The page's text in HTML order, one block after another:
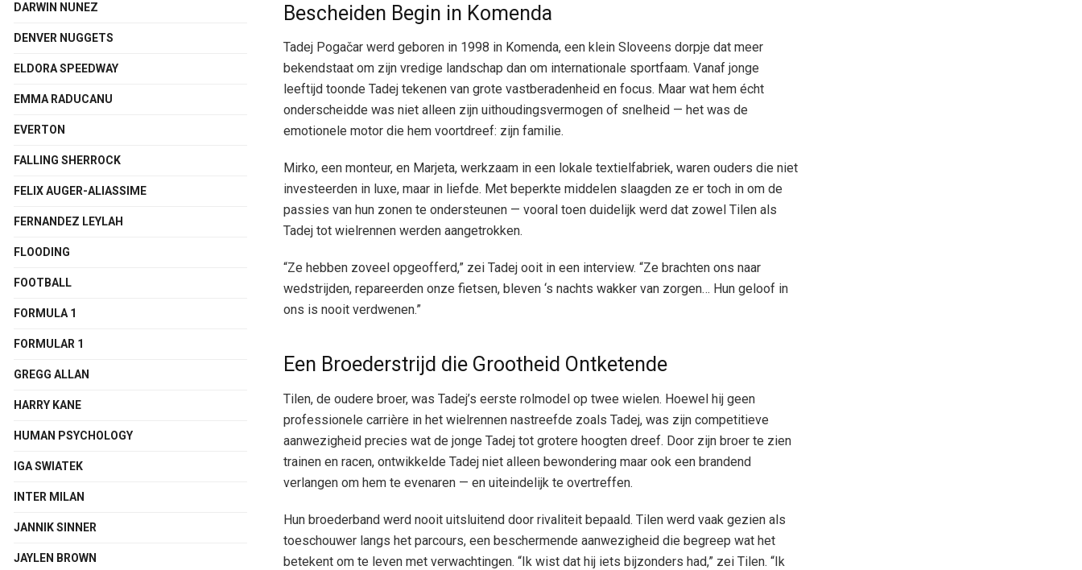
Bescheiden Begin in Komenda
Tadej Pogačar werd geboren in 1998 in Komenda, een klein Sloveens dorpje dat meer
bekendstaat om zijn vredige landschap dan om internationale sportfaam. Vanaf jonge
leeftijd toonde Tadej tekenen van grote vastberadenheid en focus. Maar wat hem écht
onderscheidde was niet alleen zijn uithoudingsvermogen of snelheid — het was de
emotionele motor die hem voortdreef: zijn familie.
Mirko, een monteur, en Marjeta, werkzaam in een lokale textielfabriek, waren ouders die niet
investeerden in luxe, maar in liefde. Met beperkte middelen slaagden ze er toch in om de
passies van hun zonen te ondersteunen — vooral toen duidelijk werd dat zowel Tilen als
Tadej tot wielrennen werden aangetrokken.
“Ze hebben zoveel opgeofferd,” zei Tadej ooit in een interview. “Ze brachten ons naar
wedstrijden, repareerden onze fietsen, bleven ‘s nachts wakker van zorgen… Hun geloof in
ons is nooit verdwenen.”
Een Broederstrijd die Grootheid Ontketende
Tilen, de oudere broer, was Tadej’s eerste rolmodel op twee wielen. Hoewel hij geen
professionele carrière in het wielrennen nastreefde zoals Tadej, was zijn competitieve
aanwezigheid precies wat de jonge Tadej tot grotere hoogten dreef. Door zijn broer te zien
trainen en racen, ontwikkelde Tadej niet alleen bewondering maar ook een brandend
verlangen om hem te evenaren — en uiteindelijk te overtreffen.
Hun broederband werd nooit uitsluitend door rivaliteit bepaald. Tilen werd vaak gezien als
toeschouwer langs het parcours, een beschermende aanwezigheid die begreep wat het
betekent om te leven met verwachtingen. “Ik wist dat hij iets bijzonders had,” zei Tilen. “Ik
DARWIN NUNEZ
DENVER NUGGETS
ELDORA SPEEDWAY
EMMA RADUCANU
EVERTON
FALLING SHERROCK
FELIX AUGER-ALIASSIME
FERNANDEZ LEYLAH
FLOODING
FOOTBALL
FORMULA 1
FORMULAR 1
GREGG ALLAN
HARRY KANE
HUMAN PSYCHOLOGY
IGA SWIATEK
INTER MILAN
JANNIK SINNER
JAYLEN BROWN